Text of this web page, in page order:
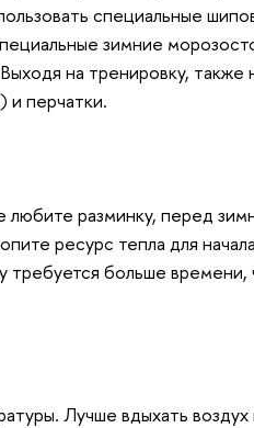
специальные
зимние
на тренировку,
и перчатки.
разминку, перед
ресурс тепла для
требуется больше
Лучше вдыхать